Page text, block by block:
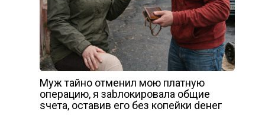
Муж тайно отменил мою платную
операцию, я заbлокировала общие
sчета, оставив его без копейки dенег